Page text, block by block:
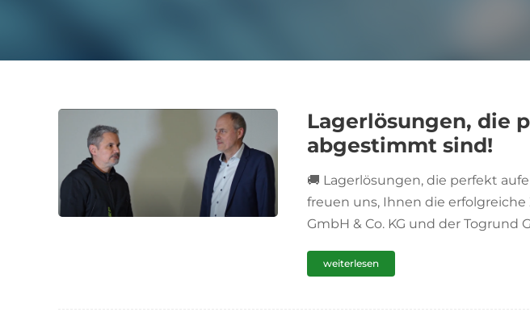
Lagerlösungen, die
abgestimmt sind!
🚚 Lagerlösungen, die perfekt
freuen uns, Ihnen die
GmbH & Co. KG und der Togrund
weiterlesen